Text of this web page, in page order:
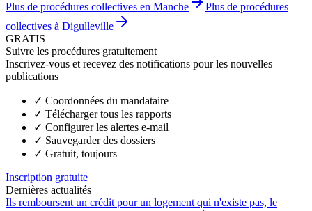
Plus de procédures collectives en Manche
Plus de procédures
collectives à Digulleville
GRATIS
Suivre les procédures gratuitement
Inscrivez-vous et recevez des notifications pour les nouvelles
publications
✓ Coordonnées du mandataire
✓ Télécharger tous les rapports
✓ Configurer les alertes e-mail
✓ Sauvegarder des dossiers
✓ Gratuit, toujours
Inscription gratuite
Dernières actualités
Ils remboursent un crédit pour un logement qui n'existe pas, le